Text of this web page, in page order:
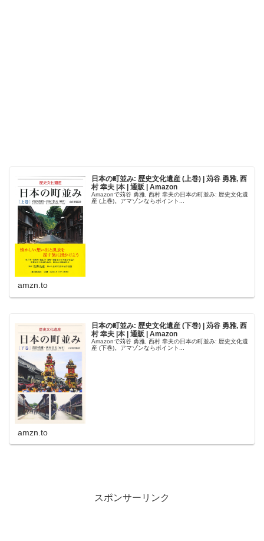
日本の町並み: 歴史文化遺産 (上巻) | 苅谷 勇雅, 西
村 幸夫 |本 | 通販 | Amazon
Amazonで苅谷 勇雅, 西村 幸夫の日本の町並み: 歴史文化遺
産 (上巻)。アマゾンならポイント...
amzn.to
日本の町並み: 歴史文化遺産 (下巻) | 苅谷 勇雅, 西
村 幸夫 |本 | 通販 | Amazon
Amazonで苅谷 勇雅, 西村 幸夫の日本の町並み: 歴史文化遺
産 (下巻)。アマゾンならポイント...
amzn.to
スポンサーリンク